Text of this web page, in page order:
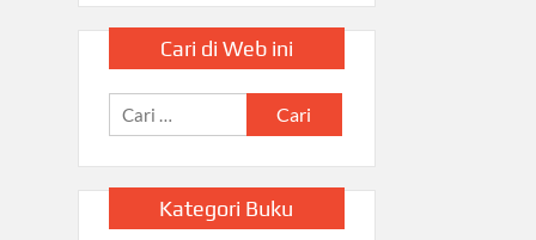
Cari di Web ini
Cari
untuk:
Kategori Buku